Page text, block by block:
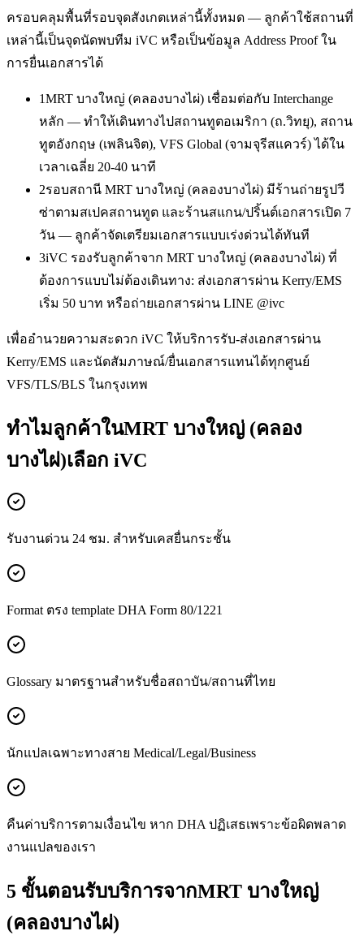
ครอบคลุมพื้นที่รอบจุดสังเกตเหล่านี้ทั้งหมด — ลูกค้าใช้สถานที่
เหล่านี้เป็นจุดนัดพบทีม iVC หรือเป็นข้อมูล Address Proof ใน
การยื่นเอกสารได้
1MRT บางใหญ่ (คลองบางไผ่) เชื่อมต่อกับ Interchange
หลัก — ทำให้เดินทางไปสถานทูตอเมริกา (ถ.วิทยุ), สถาน
ทูตอังกฤษ (เพลินจิต), VFS Global (จามจุรีสแควร์) ได้ใน
เวลาเฉลี่ย 20-40 นาที
2รอบสถานี MRT บางใหญ่ (คลองบางไผ่) มีร้านถ่ายรูปวี
ซ่าตามสเปคสถานทูต และร้านสแกน/ปริ้นต์เอกสารเปิด 7
วัน — ลูกค้าจัดเตรียมเอกสารแบบเร่งด่วนได้ทันที
3iVC รองรับลูกค้าจาก MRT บางใหญ่ (คลองบางไผ่) ที่
ต้องการแบบไม่ต้องเดินทาง: ส่งเอกสารผ่าน Kerry/EMS
เริ่ม 50 บาท หรือถ่ายเอกสารผ่าน LINE @ivc
เพื่ออำนวยความสะดวก iVC ให้บริการรับ-ส่งเอกสารผ่าน
Kerry/EMS และนัดสัมภาษณ์/ยื่นเอกสารแทนได้ทุกศูนย์
VFS/TLS/BLS ในกรุงเทพ
ทำไมลูกค้าในMRT บางใหญ่ (คลอง
บางไผ่)เลือก iVC
รับงานด่วน 24 ชม. สำหรับเคสยื่นกระชั้น
Format ตรง template DHA Form 80/1221
Glossary มาตรฐานสำหรับชื่อสถาบัน/สถานที่ไทย
นักแปลเฉพาะทางสาย Medical/Legal/Business
คืนค่าบริการตามเงื่อนไข หาก DHA ปฏิเสธเพราะข้อผิดพลาด
งานแปลของเรา
5 ขั้นตอนรับบริการจากMRT บางใหญ่
(คลองบางไผ่)